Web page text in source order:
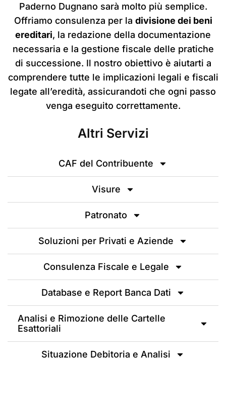
Paderno Dugnano sarà molto più semplice.
Offriamo consulenza per la divisione dei beni
ereditari, la redazione della documentazione
necessaria e la gestione fiscale delle pratiche
di successione. Il nostro obiettivo è aiutarti a
comprendere tutte le implicazioni legali e fiscali
legate all’eredità, assicurandoti che ogni passo
venga eseguito correttamente.
Altri Servizi
CAF del Contribuente
Visure
Patronato
Soluzioni per Privati e Aziende
Consulenza Fiscale e Legale
Database e Report Banca Dati
Analisi e Rimozione delle Cartelle
Esattoriali
Situazione Debitoria e Analisi